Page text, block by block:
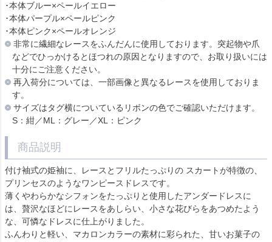
･本体ブルー×ペールイエロー
･本体パープル×ペールピンク
･本体ピンク×ペールオレンジ
非常に繊細なレースをふんだんに使用しております。突起物や爪
などでひっかけるとほつれの原因となりますので、お取り扱いには
十分にご注意ください。
再入荷分については、一部画像と異なるレースを使用しておりま
す。
サイズはタグ横についているリボンの色でご確認いただけます。
S：紺／ML：グレー／XL：ピンク
商品説明
付け袖式の姫袖に、レースとフリルたっぷりの スカートが特徴の、
プリンセスのようなワンピースドレスです。
薄くやわらかなシフォンをたっぷりと使用したアンダードレスに
は、贅沢なほどにレースをあしらい、小さな花びらをあつめたよう
な、可憐なドレスに仕上がりました。
ふんわりと軽い、マカロンカラーの素材に彩られた、甘いお菓子の